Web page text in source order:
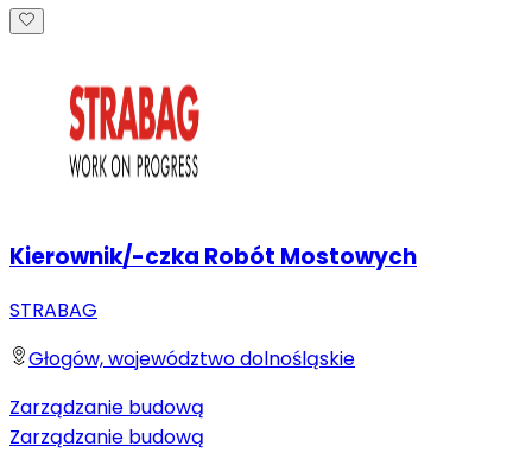
Kierownik/-czka Robót Mostowych
STRABAG
Głogów, województwo dolnośląskie
Zarządzanie budową
Zarządzanie budową